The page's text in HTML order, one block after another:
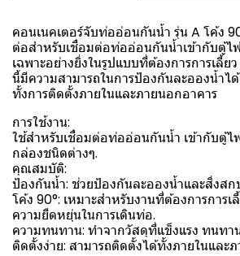
คอนเนคเตอร์จับท่ออ่อนกันน้ำ รุ่น A โค้ง
ต่อสำหรับเชื่อมต่อท่ออ่อนกันน้ำเข้ากับตู้ไ
เฉพาะอย่างยิ่งในรูปแบบที่ต้องการการเลี้
นี้มีความสามารถในการป้องกันละอองน้ำไ
ทั้งการติดตั้งภายในและภายนอกอาคาร
การใช้งาน:
ใช้สำหรับเชื่อมต่อท่ออ่อนกันน้ำ เข้ากับตู้ไ
กล่องชนิดต่างๆ.
คุณสมบัติ:
ป้องกันน้ำ: ช่วยป้องกันละอองน้ำและสิ่งสก
โค้ง 90°: เหมาะสำหรับงานที่ต้องการการเ
ความยืดหยุ่นในการเดินท่อ.
ความทนทาน: ทำจากวัสดุที่แข็งแรง ทนทา
ติดตั้งง่าย: สามารถติดตั้งได้ทั้งภายในและ